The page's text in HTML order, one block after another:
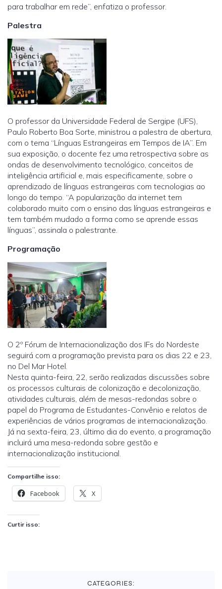
para trabalhar em rede”, enfatiza o professor.
Palestra
O professor da Universidade Federal de Sergipe (UFS),
Paulo Roberto Boa Sorte, ministrou a palestra de abertura,
com o tema “Línguas Estrangeiras em Tempos de IA”. Em
sua exposição, o docente fez uma retrospectiva sobre as
ondas de desenvolvimento tecnológico, conceitos de
inteligência artificial e, mais especificamente, sobre o
aprendizado de línguas estrangeiras com tecnologias ao
longo do tempo. “A popularização da internet tem
colaborado muito com o ensino das línguas estrangeiras e
tem também mudado a forma como se aprende essas
línguas”, assinala o palestrante.
Programação
O 2º Fórum de Internacionalização dos IFs do Nordeste
seguirá com a programação prevista para os dias 22 e 23,
no Del Mar Hotel.
Nesta quinta-feira, 22, serão realizadas discussões sobre
os processos culturais de colonização e decolonização,
atividades culturais, além de mesas-redondas sobre o
papel do Programa de Estudantes-Convênio e relatos de
experiências de vários programas de internacionalização.
Já na sexta-feira, 23, último dia do evento, a programação
incluirá uma mesa-redonda sobre gestão e
internacionalização institucional.
Compartilhe isso:
Facebook X
Curtir isso:
CATEGORIES: